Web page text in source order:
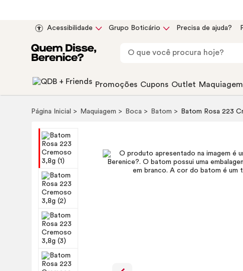
Acessibilidade Grupo Boticário Precisa de ajuda?
Promoções Cupons Outlet Maquiagem
Página Inicial Maquiagem Boca Batom Batom Rosa 223